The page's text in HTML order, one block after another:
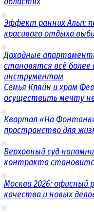
Эффект ранних Альп:
красивого отдыха
Доходные
становятся всё
инструментом
Семья Кляйн и храм
осуществить мечту
Квартал «На
пространство для
Верховный суд
контракта
Москва 2026: офисный
качества и новых